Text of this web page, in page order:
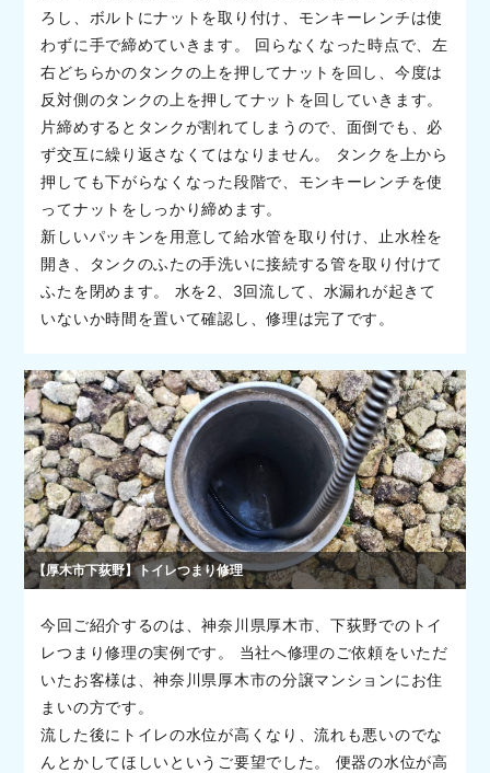
ろし、ボルトにナットを取り付け、モンキーレンチは使
わずに手で締めていきます。 回らなくなった時点で、左
右どちらかのタンクの上を押してナットを回し、今度は
反対側のタンクの上を押してナットを回していきます。
片締めするとタンクが割れてしまうので、面倒でも、必
ず交互に繰り返さなくてはなりません。 タンクを上から
押しても下がらなくなった段階で、モンキーレンチを使
ってナットをしっかり締めます。
新しいパッキンを用意して給水管を取り付け、止水栓を
開き、タンクのふたの手洗いに接続する管を取り付けて
ふたを閉めます。 水を2、3回流して、水漏れが起きて
いないか時間を置いて確認し、修理は完了です。
【厚木市下荻野】トイレつまり修理
今回ご紹介するのは、神奈川県厚木市、下荻野でのトイ
レつまり修理の実例です。 当社へ修理のご依頼をいただ
いたお客様は、神奈川県厚木市の分譲マンションにお住
まいの方です。
流した後にトイレの水位が高くなり、流れも悪いのでな
んとかしてほしいというご要望でした。 便器の水位が高